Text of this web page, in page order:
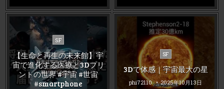
Posted
in
SF
【生命と再生の未来館】宇
宙で進化する医療と3Dプリ
ントの世界 #宇宙 #世宙
#smartphone
Posted
in
SF
3Dで体感｜宇宙最大の星
phi72110 2025年10月13日